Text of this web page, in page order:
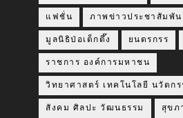
แฟชั่น ภาพข่าวประชาสัมพัน
มูลนิธิป่อเต็กตึ๊ง ยนตรกรร
ราชการ องค์การมหาชน
วิทยาศาสตร์ เทคโนโลยี นวัตกร
สังคม ศิลปะ วัฒนธรรม สุขภ